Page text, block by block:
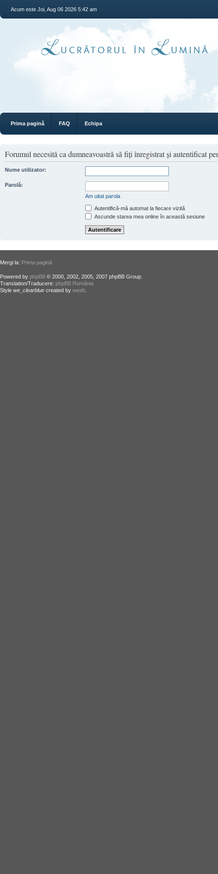
Acum este Joi, Aug 06 2026 5:42 am
Prima pagină FAQ Echipa
Forumul necesită ca dumneavoastră să fiţi înregistrat şi autentificat
Nume utilizator:
Parolă:
Am uitat parola
Autentifică-mă automat la fiecare vizită
Ascunde starea mea online în această sesiune
Mergi la: Prima pagină
Powered by phpBB © 2000, 2002, 2005, 2007 phpBB Group.
Translation/Traducere: phpBB România
Style we_clearblue created by weeb